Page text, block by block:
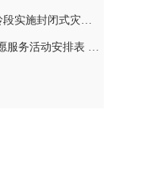
关于 S332 线龙溪铺镇梅岭段实施封闭式灾害防治施工实行交通管制的公告
新邵县新时代文明实践志愿服务活动安排表 (2026年7月)